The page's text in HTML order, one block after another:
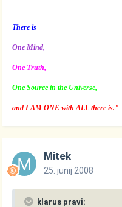
There is
One Mind,
One Truth,
One Source in the Universe,
and I AM ONE with ALL there is."
Mitek
25. junij 2008
klarus pravi: